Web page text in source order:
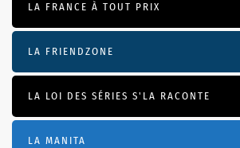
LA FRANCE À TOUT PRIX
LA FRIENDZONE
LA LOI DES SÉRIES S'LA RACONTE
LA MANITA